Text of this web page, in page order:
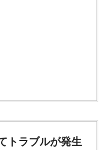
トラブルが発生